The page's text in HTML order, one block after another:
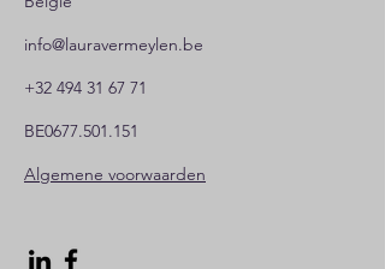
info@lauravermeylen.be
+32 494 31 67 71
BE0677.501.151
Algemene voorwaarden